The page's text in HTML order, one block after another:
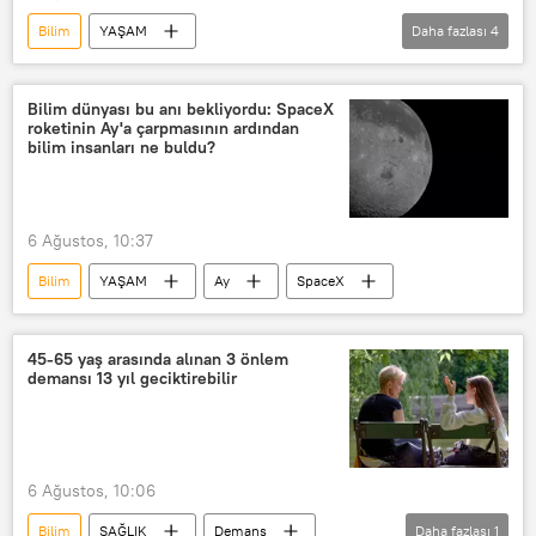
Bilim
YAŞAM
Imperial College London
Bitki
Marul
Kırmızı et
Daha fazlası 4
Bilim dünyası bu anı bekliyordu: SpaceX
roketinin Ay'a çarpmasının ardından
bilim insanları ne buldu?
6 Ağustos, 10:37
Bilim YAŞAM Ay SpaceX
45-65 yaş arasında alınan 3 önlem
demansı 13 yıl geciktirebilir
6 Ağustos, 10:06
Bilim SAĞLIK Demans Daha fazlası 1